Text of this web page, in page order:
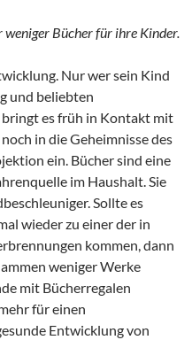
Bücher für ihre Kinder.
Nur wer sein Kind
und beliebten
es früh in Kontakt mit
in die Geheimnisse des
ein. Bücher sind eine
im Haushalt. Sie
Sollte es
wieder zu einer der in
kommen, dann
weniger Werke
mit Bücherregalen
für einen
Entwicklung von